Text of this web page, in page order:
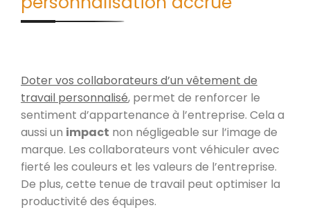
Doter vos collaborateurs d’un vêtement de
travail personnalisé, permet de renforcer le
sentiment d’appartenance à l’entreprise. Cela a
aussi un impact non négligeable sur l’image de
marque. Les collaborateurs vont véhiculer avec
fierté les couleurs et les valeurs de l’entreprise.
De plus, cette tenue de travail peut optimiser la
productivité des équipes.